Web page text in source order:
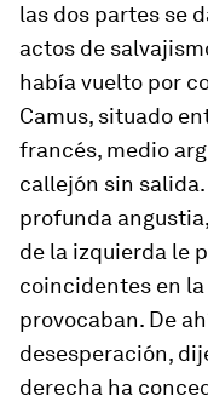
las dos partes se
actos de
había vuelto por
Camus, situado
francés, medio
callejón sin
profunda
de la izquierda le
coincidentes en
provocaban. De
desesperación,
derecha ha